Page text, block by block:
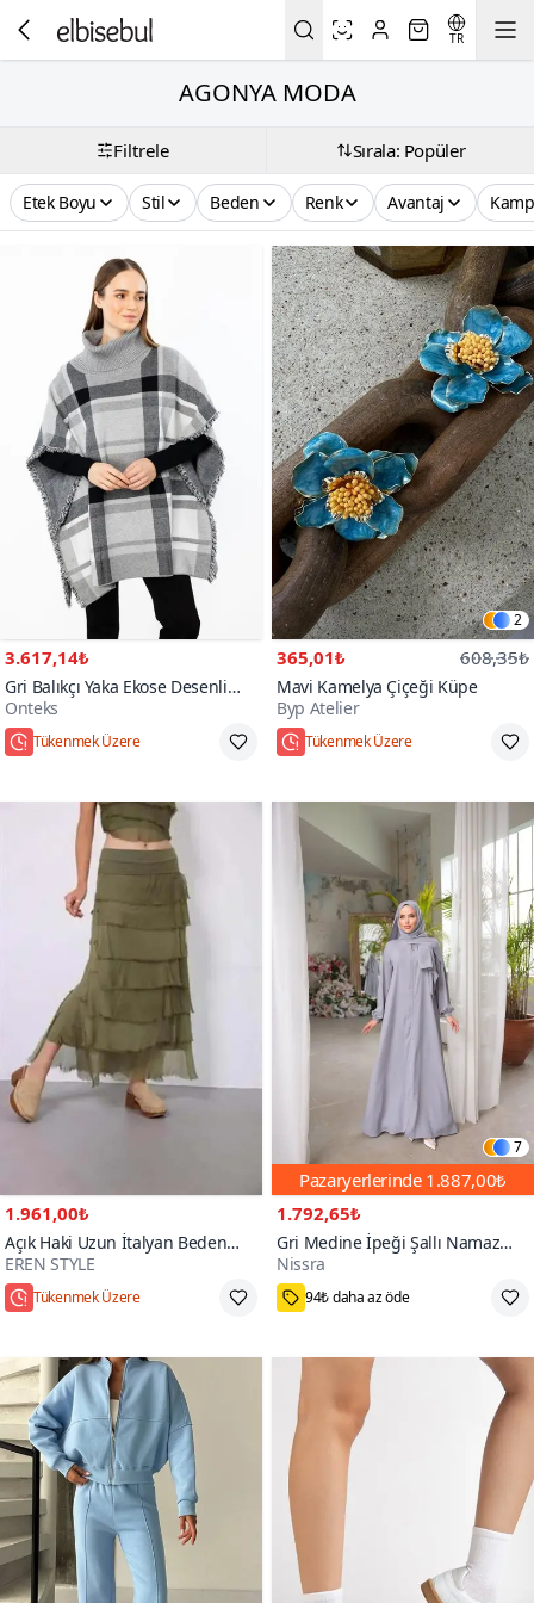
TR
AGONYA MODA
Filtrele Sırala: Popüler
Etek Boyu Stil Beden Renk Avantaj
3.617,14₺
Gri Balıkçı Yaka Ekose Desenli
Panço
Onteks
Hızlı Kargo
2
365,01₺ 608,35₺
Mavi Kamelya Çiçeği Küpe
Byp Atelier
Standart
1.961,00₺
Açık Haki Uzun İtalyan Beden
İnce Gösteren Kat İpek Straplez
Elbise Etek
EREN STYLE
Hızlı Kargo
7
Pazaryerlerinde 1.887,00₺
1.792,65₺
Gri Medine İpeği Şallı Namaz
Elbise
Nissra
Standart